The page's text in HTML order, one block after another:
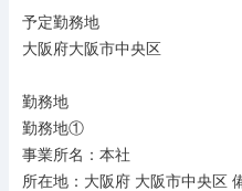
予定勤務地
大阪府大阪市中央区
勤務地
勤務地①
事業所名：本社
所在地：大阪府 大阪市中央区